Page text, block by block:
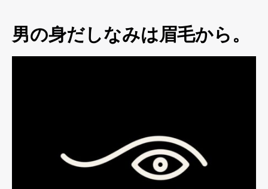
男の身だしなみは眉毛から。